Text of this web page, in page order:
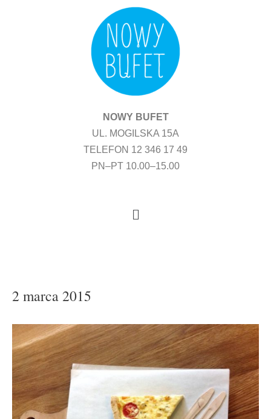
NOWY BUFET
UL. MOGILSKA 15A
TELEFON 12 346 17 49
PN–PT 10.00–15.00
Menu
2 marca 2015